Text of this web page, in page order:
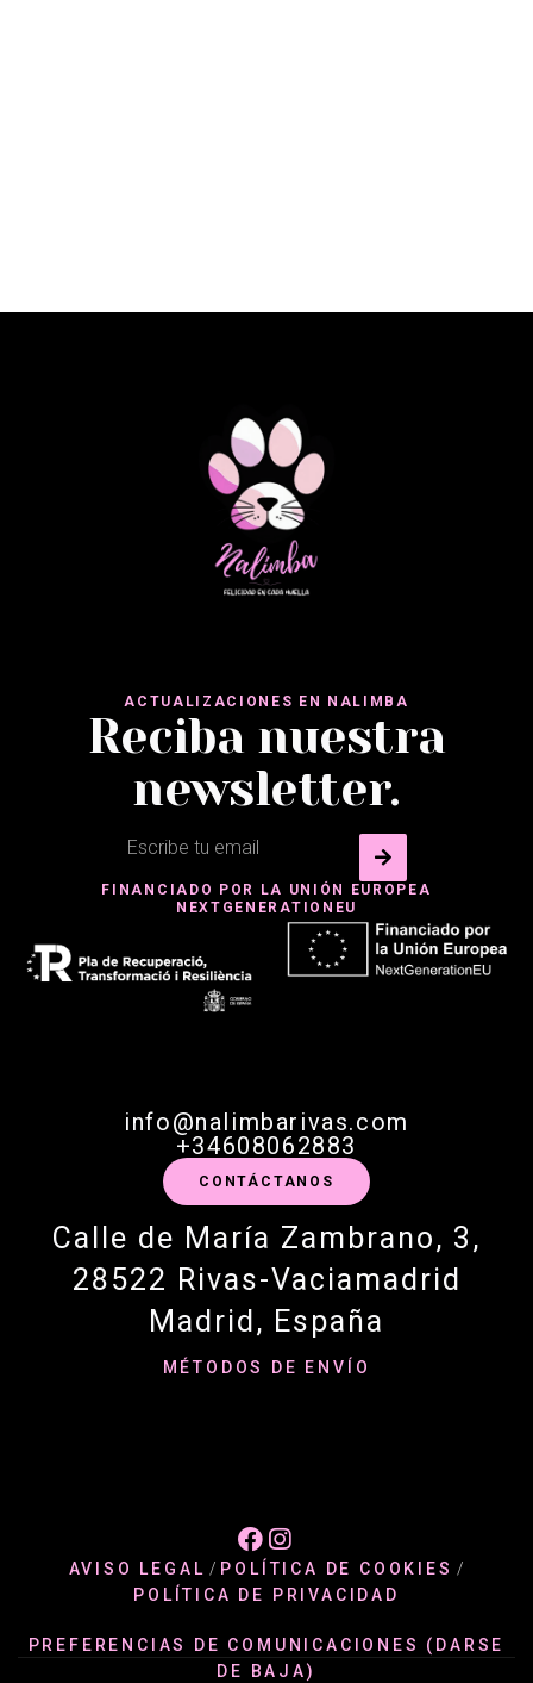
ACTUALIZACIONES EN NALIMBA
Reciba nuestra
newsletter.
FINANCIADO POR LA UNIÓN EUROPEA
NEXTGENERATIONEU
info@nalimbarivas.com
+34608062883
CONTÁCTANOS
Calle de María Zambrano, 3,
28522 Rivas-Vaciamadrid
Madrid, España
MÉTODOS DE ENVÍO
AVISO LEGAL / POLÍTICA DE COOKIES /
POLÍTICA DE PRIVACIDAD
PREFERENCIAS DE COMUNICACIONES (DARSE
DE BAJA)
 